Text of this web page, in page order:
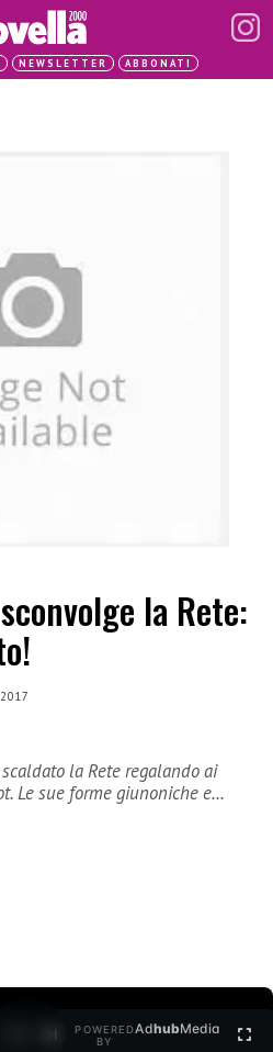
NEWSLETTER ABBONATI
la Rete:
la Rete regalando ai
Le sue forme giunoniche e…
POWERED
BY
AdhubMedia